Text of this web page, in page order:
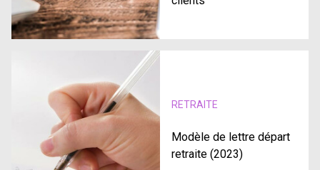
RETRAITE
Modèle de lettre départ
retraite (2023)